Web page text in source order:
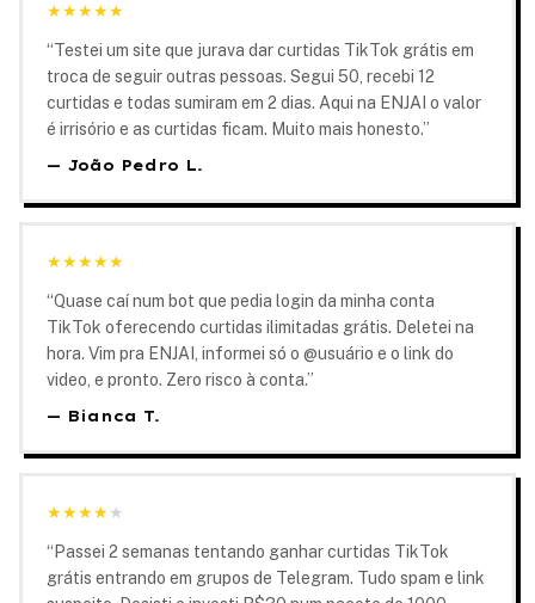
★★★★★
“Testei um site que jurava dar curtidas TikTok grátis em
troca de seguir outras pessoas. Segui 50, recebi 12
curtidas e todas sumiram em 2 dias. Aqui na ENJAI o valor
é irrisório e as curtidas ficam. Muito mais honesto.”
— João Pedro L.
★★★★★
“Quase caí num bot que pedia login da minha conta
TikTok oferecendo curtidas ilimitadas grátis. Deletei na
hora. Vim pra ENJAI, informei só o @usuário e o link do
video, e pronto. Zero risco à conta.”
— Bianca T.
★★★★★
“ Passei 2 semanas tentando ganhar curtidas TikTok
grátis entrando em grupos de Telegram. Tudo spam e link